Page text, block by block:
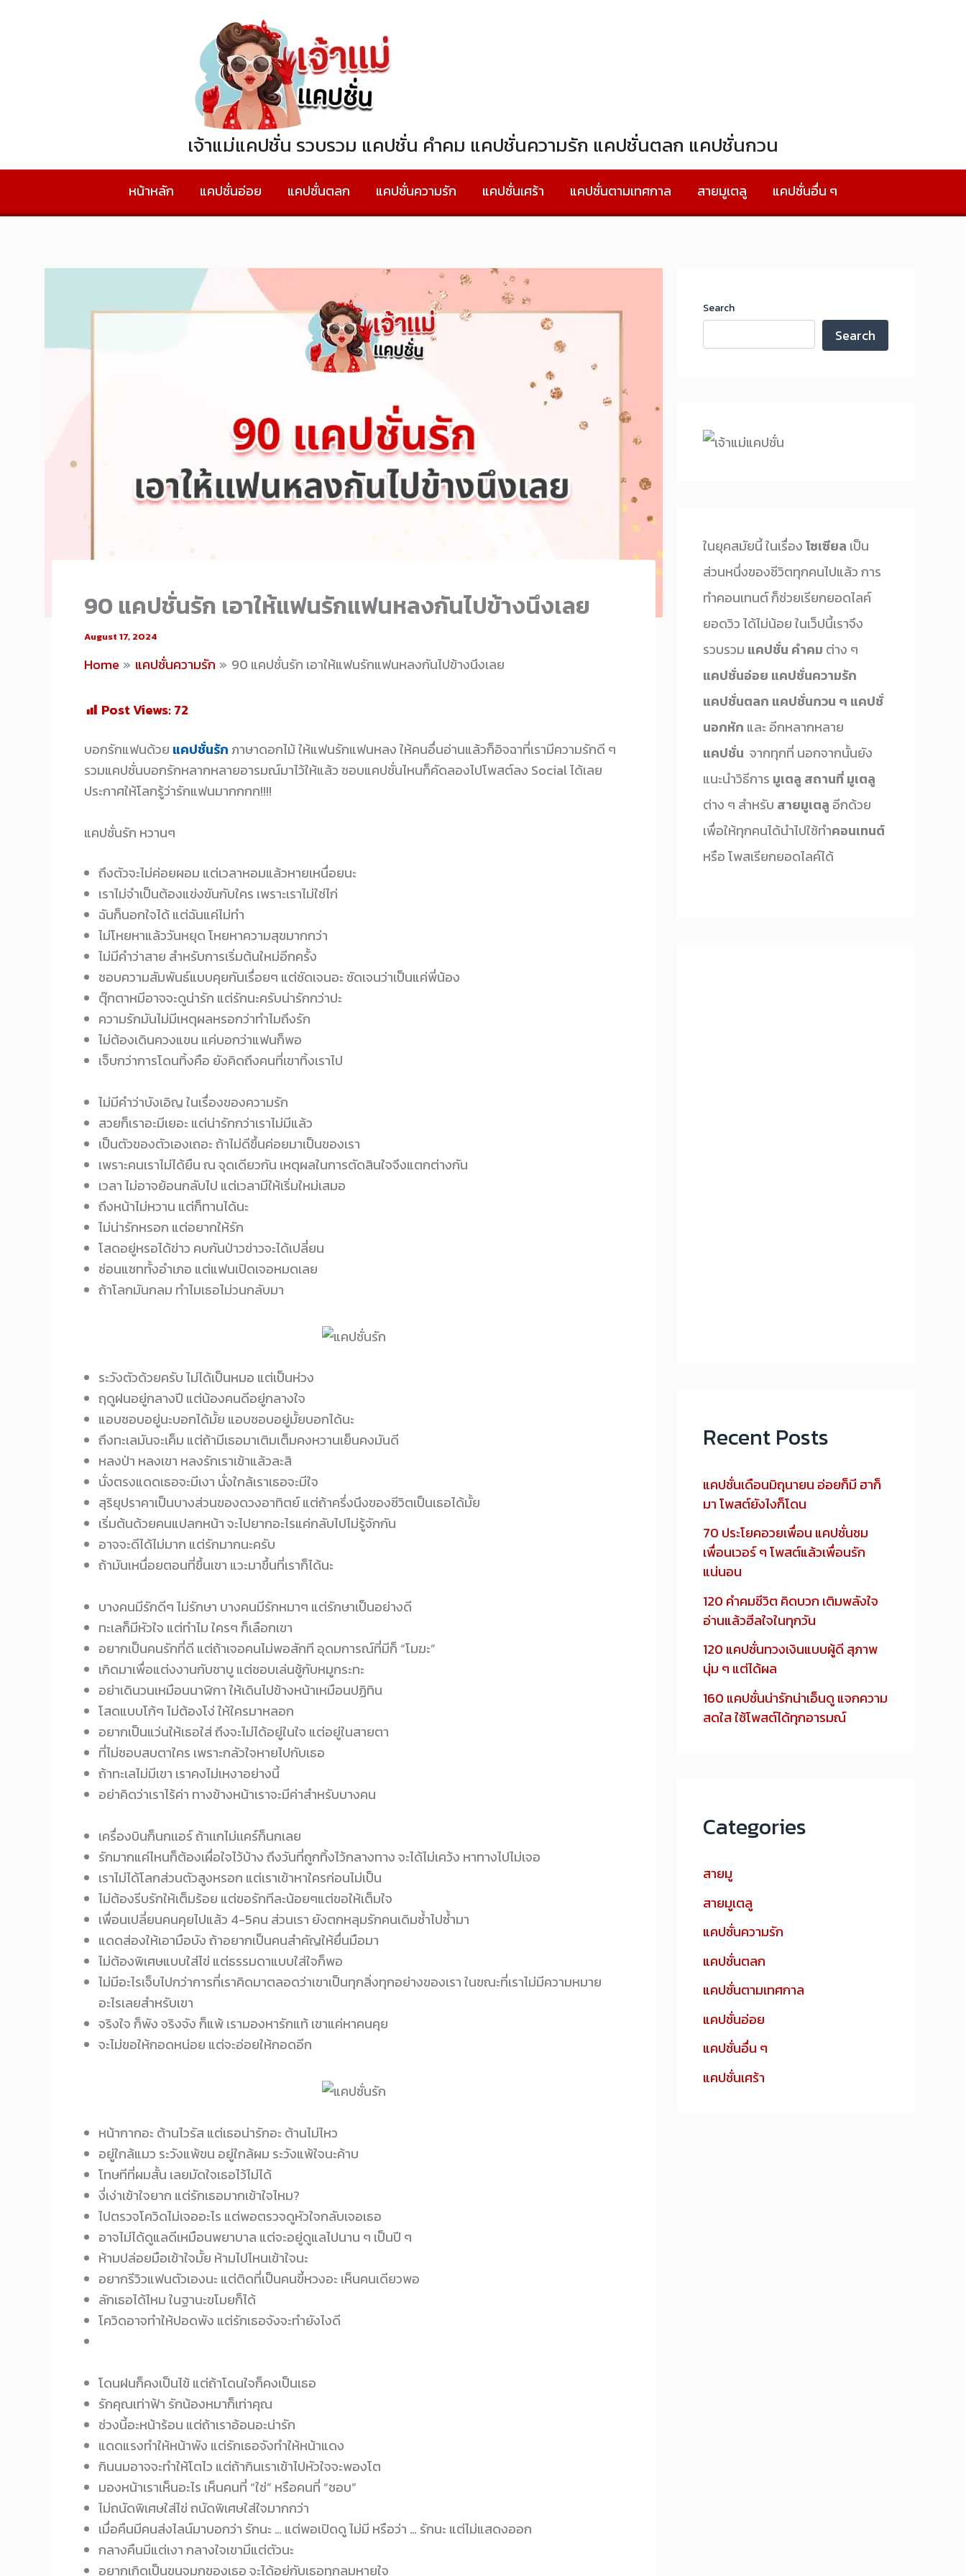
เจ้าแม่แคปชั่น รวบรวม แคปชั่น คำคม แคปชั่นความรัก แคปชั่นตลก แคปชั่นกวน
หน้าหลัก แคปชั่นอ่อย แคปชั่นตลก แคปชั่นความรัก แคปชั่นเศร้า แคปชั่นตามเทศกาล สายมูเตลู แคปชั่นอื่น ๆ
90 แคปชั่นรัก เอาให้แฟนรักแฟนหลงกันไปข้างนึงเลย
August 17, 2024
Home แคปชั่นความรัก 90 แคปชั่นรัก เอาให้แฟนรักแฟนหลงกันไปข้างนึงเลย
Post Views:72
บอกรักแฟนด้วย แคปชั่นรักภาษาดอกไม้ ให้แฟนรักแฟนหลง ให้คนอื่นอ่านแล้วก็อิจฉาที่เรามีความรักดี ๆ
รวมแคปชั่นบอกรักหลากหลายอารมณ์มาไว้ให้แล้ว ชอบแคปชั่นไหนก็คัดลองไปโพสต์ลง Social ได้เลย
ประกาศให้โลกรู้ว่ารักแฟนมากกกก!!!!
แคปชั่นรัก หวานๆ
ถึงตัวจะไม่ค่อยผอม แต่เวลาหอมแล้วหายเหนื่อยนะ
เราไม่จำเป็นต้องแข่งขันกับใคร เพราะเราไม่ใช่ไก่
ฉันก็นอกใจได้ แต่ฉันแค่ไม่ทำ
ไม่โหยหาแล้ววันหยุด โหยหาความสุขมากกว่า
ไม่มีคำว่าสาย สำหรับการเริ่มต้นใหม่อีกครั้ง
ชอบความสัมพันธ์แบบคุยกันเรื่อยๆ แต่ชัดเจนอะ ชัดเจนว่าเป็นแค่พี่น้อง
ตุ๊กตาหมีอาจจะดูน่ารัก แต่รักนะครับน่ารักกว่าปะ
ความรักมันไม่มีเหตุผลหรอกว่าทำไมถึงรัก
ไม่ต้องเดินควงแขน แค่บอกว่าแฟนก็พอ
เจ็บกว่าการโดนทิ้งคือ ยังคิดถึงคนที่เขาทิ้งเราไป
ไม่มีคำว่าบังเอิญ ในเรื่องของความรัก
สวยก็เราอะมีเยอะ แต่น่ารักกว่าเราไม่มีแล้ว
เป็นตัวของตัวเองเถอะ ถ้าไม่ดีขึ้นค่อยมาเป็นของเรา
เพราะคนเราไม่ได้ยืน ณ จุดเดียวกัน เหตุผลในการตัดสินใจจึงแตกต่างกัน
เวลา ไม่อาจย้อนกลับไป แต่เวลามีให้เริ่มใหม่เสมอ
ถึงหน้าไม่หวาน แต่ก็ทานได้นะ
ไม่น่ารักหรอก แต่อยากให้รัก
โสดอยู่หรอได้ข่าว คบกันป่าวข่าวจะได้เปลี่ยน
ซ่อนแชททั้งอำเภอ แต่แฟนเปิดเจอหมดเลย
ถ้าโลกมันกลม ทำไมเธอไม่วนกลับมา
ระวังตัวด้วยครับ ไม่ได้เป็นหมอ แต่เป็นห่วง
ฤดูฝนอยู่กลางปี แต่น้องคนดีอยู่กลางใจ
แอบชอบอยู่นะบอกได้มั้ย แอบชอบอยู่มั้ยบอกได้นะ
ถึงทะเลมันจะเค็ม แต่ถ้ามีเธอมาเติมเต็มคงหวานเย็นคงมันดี
หลงป่า หลงเขา หลงรักเราเข้าแล้วละสิ
นั่งตรงแดดเธอจะมีเงา นั่งใกล้เราเธอจะมีใจ
สุริยุปราคาเป็นบางส่วนของดวงอาทิตย์ แต่ถ้าครึ่งนึงของชีวิตเป็นเธอได้มั้ย
เริ่มต้นด้วยคนแปลกหน้า จะไปยากอะไรแค่กลับไปไม่รู้จักกัน
อาจจะดีได้ไม่มาก แต่รักมากนะครับ
ถ้ามันเหนื่อยตอนที่ขึ้นเขา แวะมาขึ้นที่เราก็ได้นะ
บางคนมีรักดีๆ ไม่รักษา บางคนมีรักหมาๆ แต่รักษาเป็นอย่างดี
ทะเลก็มีหัวใจ แต่ทำไม ใครๆ ก็เลือกเขา
อยากเป็นคนรักที่ดี แต่ถ้าเจอคนไม่พอสักที​ อุดมการณ์​ที่มีก็ “โมฆะ”
เกิดมาเพื่อแต่งงานกับชาบู แต่ชอบเล่นชู้กับหมูกระทะ
อย่าเดินวนเหมือนนาฬิกา ให้เดินไปข้างหน้าเหมือนปฏิทิน
โสดแบบโก้ๆ​ ไม่ต้องโง่​ ให้ใครมาหลอก
อยากเป็นแว่นให้เธอใส่ ถึงจะไม่ได้อยู่ในใจ แต่อยู่ในสายตา
ที่ไม่ชอบสบตาใคร เพราะกลัวใจหายไปกับเธอ
ถ้าทะเลไม่มีเขา เราคงไม่เหงาอย่างนี้
อย่าคิดว่าเราไร้ค่า ทางข้างหน้าเราจะมีค่าสำหรับบางคน
เครื่องบินก็นกเเอร์ ถ้าเเกไม่เเคร์ก็นกเลย
รักมากแค่ไหนก็ต้องเผื่อใจไว้บ้าง ถึงวันที่ถูกทิ้งไว้กลางทาง จะได้ไม่เคว้ง หาทางไปไม่เจอ
เราไม่ได้โลกส่วนตัวสูงหรอก แต่เราเข้าหาใครก่อนไม่เป็น
ไม่ต้องรีบรักให้เต็มร้อย แต่ขอรักทีละน้อยๆแต่ขอให้เต็มใจ
เพื่อนเปลี่ยนคนคุยไปแล้ว 4-5คน ส่วนเรา ยังตกหลุมรักคนเดิมซ้ำไปซ้ำมา
แดดส่องให้เอามือบัง ถ้าอยากเป็นคนสำคัญให้ยื่นมือมา
ไม่ต้องพิเศษแบบใส่ไข่ แต่ธรรมดาแบบใส่ใจก็พอ
ไม่มีอะไรเจ็บไปกว่าการที่เราคิดมาตลอดว่าเขาเป็นทุกสิ่งทุกอย่างของเรา ในขณะที่เราไม่มีความหมาย
อะไรเลยสำหรับเขา
จริงใจ ก็พัง จริงจัง ก็แพ้ เรามองหารักแท้ เขาแค่หาคนคุย
จะไม่ขอให้กอดหน่อย แต่จะอ่อยให้กอดอีก
หน้ากากอะ ต้านไวรัส แต่เธอน่ารักอะ ต้านไม่ไหว
อยู่ใกล้แมว ระวังแพ้ขน อยู่ใกล้ผม ระวังแพ้ใจนะค้าบ
โทษทีที่ผมสั้น เลยมัดใจเธอไว้ไม่ได้
งี่เง่าเข้าใจยาก แต่รักเธอมากเข้าใจไหม?
ไปตรวจโควิดไม่เจออะไร แต่พอตรวจดูหัวใจกลับเจอเธอ
อาจไม่ได้ดูแลดีเหมือนพยาบาล แต่จะอยู่ดูแลไปนาน ๆ เป็นปี ๆ
ห้ามปล่อยมือเข้าใจมั้ย ห้ามไปไหนเข้าใจนะ
อยากรีวิวแฟนตัวเองนะ แต่ติดที่เป็นคนขี้หวงอะ เห็นคนเดียวพอ
ลักเธอได้ไหม ในฐานะขโมยก็ได้
โควิดอาจทำให้ปอดพัง แต่รักเธอจังจะทำยังไงดี
โดนฝนก็คงเป็นไข้ แต่ถ้าโดนใจก็คงเป็นเธอ
รักคุณเท่าฟ้า รักน้องหมาก็เท่าคุณ
ช่วงนี้อะหน้าร้อน แต่ถ้าเราอ้อนอะน่ารัก
แดดแรงทำให้หน้าพัง แต่รักเธอจังทำให้หน้าแดง
กินนมอาจจะทำให้โตไว แต่ถ้ากินเราเข้าไปหัวใจจะพองโต
มองหน้าเราเห็นอะไร เห็นคนที่ “ใช่” หรือคนที่ “ชอบ”
ไม่ถนัดพิเศษใส่ไข่ ถนัดพิเศษใส่ใจมากกว่า
เมื่อคืนมีคนส่งไลน์มาบอกว่า รักนะ … แต่พอเปิดดู ไม่มี หรือว่า … รักนะ แต่ไม่แสดงออก
กลางคืนมีแต่เงา กลางใจเขามีแต่ตัวนะ
อยากเกิดเป็นขนจมูกของเธอ จะได้อยู่กับเธอทุกลมหายใจ
Search
Search
ในยุคสมัยนี้ ในเรื่องโซเซียล เป็น
ส่วนหนึ่งของชีวิตทุกคนไปแล้ว การ
ทำคอนเทนต์ ก็ช่วยเรียกยอดไลค์
ยอดวิว ได้ไม่น้อย ในเว็ปนี้เราจึง
รวบรวม แคปชั่น คำคม ต่าง ๆ
แคปชั่นอ่อย แคปชั่นความรัก
แคปชั่นตลก แคปชั่นกวน ๆ แคปชั่
นอกหัก และ อีกหลากหลาย
แคปชั่น จากทุกที่ นอกจากนั้นยัง
แนะนำวิธีการ มูเตลู สถานที่ มูเตลู
ต่าง ๆ สำหรับ สายมูเตลู อีกด้วย
เพื่อให้ทุกคนได้นำไปใช้ทำคอนเทนต์
หรือ โพสเรียกยอดไลค์ได้
Recent Posts
แคปชั่นเดือนมิถุนายน อ่อยก็มี ฮาก็
มา โพสต์ยังไงก็โดน
70 ประโยคอวยเพื่อน แคปชั่นชม
เพื่อนเวอร์ ๆ โพสต์แล้วเพื่อนรัก
แน่นอน
120 คำคมชีวิต คิดบวก เติมพลังใจ
อ่านแล้วฮีลใจในทุกวัน
120 แคปชั่นทวงเงินแบบผู้ดี สุภาพ
นุ่ม ๆ แต่ได้ผล
160 แคปชั่นน่ารักน่าเอ็นดู แจกความ
สดใส ใช้โพสต์ได้ทุกอารมณ์
Categories
สายมู
สายมูเตลู
แคปชั่นความรัก
แคปชั่นตลก
แคปชั่นตามเทศกาล
แคปชั่นอ่อย
แคปชั่นอื่น ๆ
แคปชั่นเศร้า